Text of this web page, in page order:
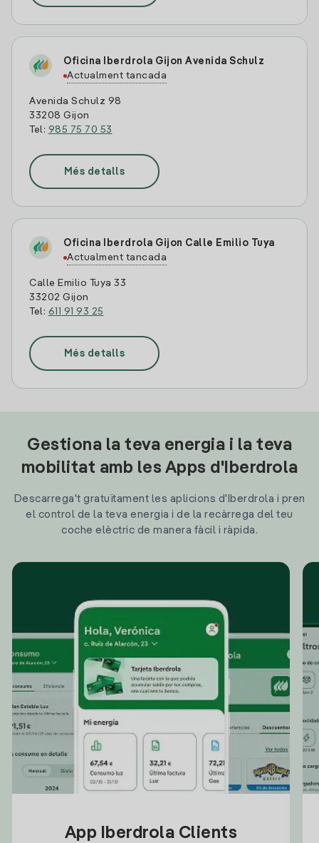
Oficina Iberdrola Gijon Avenida Schulz
Actualment tancada
Avenida Schulz 98
33208 Gijon
Tel: 985 75 70 53
Més detalls
Oficina Iberdrola Gijon Calle Emilio Tuya
Actualment tancada
Calle Emilio Tuya 33
33202 Gijon
Tel: 611 91 93 25
Més detalls
Gestiona la teva energia i la teva
mobilitat amb les Apps d'Iberdrola
Descarrega't gratuïtament les aplicions d'Iberdrola i pren
el control de la teva energia i de la recàrrega del teu
coche elèctric de manera fàcil i ràpida.
App Iberdrola Clients